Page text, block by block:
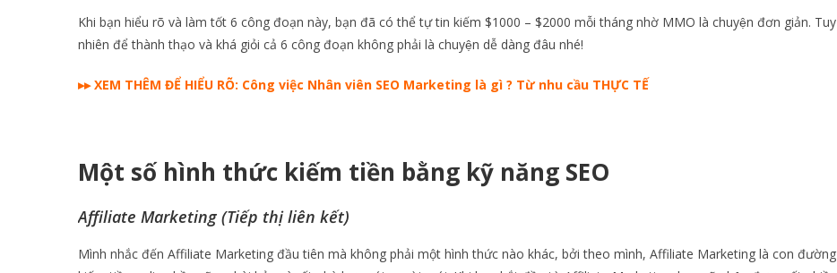
Khi bạn hiểu rõ và làm tốt 6 công đoạn này, bạn đã có thể tự tin kiếm $1000 – $2000 mỗi tháng nhờ MMO là chuyện đơn giản. Tuy
nhiên để thành thạo và khá giỏi cả 6 công đoạn không phải là chuyện dễ dàng đâu nhé!
▸▸ XEM THÊM ĐỂ HIỂU RÕ: Công việc Nhân viên SEO Marketing là gì ? Từ nhu cầu THỰC TẾ
Một số hình thức kiếm tiền bằng kỹ năng SEO
Affiliate Marketing (Tiếp thị liên kết)
Mình nhắc đến Affiliate Marketing đầu tiên mà không phải một hình thức nào khác, bởi theo mình, Affiliate Marketing là con đường